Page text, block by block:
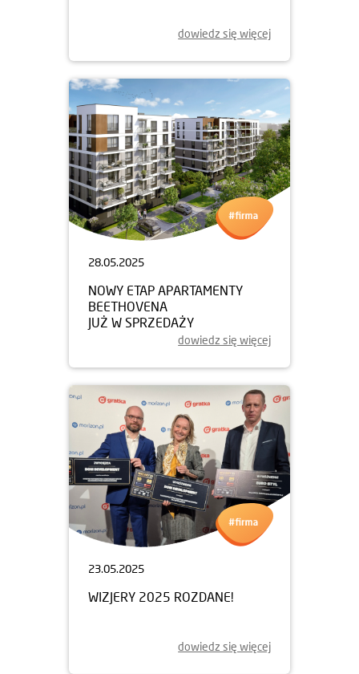
dowiedz się więcej
28.05.2025
NOWY ETAP APARTAMENTY
BEETHOVENA
JUŻ W SPRZEDAŻY
dowiedz się więcej
23.05.2025
WIZJERY 2025 ROZDANE!
dowiedz się więcej